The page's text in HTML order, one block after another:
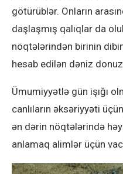
götürüblər. Onların
daşlaşmış qalıqlar da
nöqtələrindən birinin
hesab edilən dəniz
Ümumiyyətlə gün işığı
canlıların əksəriyyəti
ən dərin nöqtələrində
anlamaq alimlər üçün